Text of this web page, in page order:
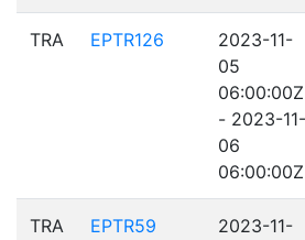
TRA EPTR126
2023-11-
05
06:00:00Z
- 2023-11-
06
06:00:00Z
TRA EPTR59
2023-11-